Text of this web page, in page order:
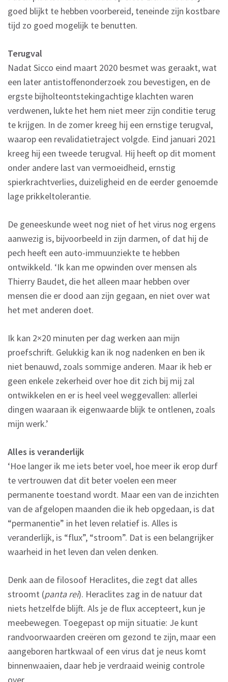
goed blijkt te hebben voorbereid, teneinde zijn kostbare
tijd zo goed mogelijk te benutten.
Terugval
Nadat Sicco eind maart 2020 besmet was geraakt, wat
een later antistoffenonderzoek zou bevestigen, en de
ergste bijholteontstekingachtige klachten waren
verdwenen, lukte het hem niet meer zijn conditie terug
te krijgen. In de zomer kreeg hij een ernstige terugval,
waarop een revalidatietraject volgde. Eind januari 2021
kreeg hij een tweede terugval. Hij heeft op dit moment
onder andere last van vermoeidheid, ernstig
spierkrachtverlies, duizeligheid en de eerder genoemde
lage prikkeltolerantie.
De geneeskunde weet nog niet of het virus nog ergens
aanwezig is, bijvoorbeeld in zijn darmen, of dat hij de
pech heeft een auto-immuunziekte te hebben
ontwikkeld. ‘Ik kan me opwinden over mensen als
Thierry Baudet, die het alleen maar hebben over
mensen die er dood aan zijn gegaan, en niet over wat
het met anderen doet.
Ik kan 2×20 minuten per dag werken aan mijn
proefschrift. Gelukkig kan ik nog nadenken en ben ik
niet benauwd, zoals sommige anderen. Maar ik heb er
geen enkele zekerheid over hoe dit zich bij mij zal
ontwikkelen en er is heel veel weggevallen: allerlei
dingen waaraan ik eigenwaarde blijk te ontlenen, zoals
mijn werk.’
Alles is veranderlijk
‘Hoe langer ik me iets beter voel, hoe meer ik erop durf
te vertrouwen dat dit beter voelen een meer
permanente toestand wordt. Maar een van de inzichten
van de afgelopen maanden die ik heb opgedaan, is dat
“permanentie” in het leven relatief is. Alles is
veranderlijk, is “flux”, “stroom”. Dat is een belangrijker
waarheid in het leven dan velen denken.
Denk aan de filosoof Heraclites, die zegt dat alles
stroomt (panta rei). Heraclites zag in de natuur dat
niets hetzelfde blijft. Als je de flux accepteert, kun je
meebewegen. Toegepast op mijn situatie: Je kunt
randvoorwaarden creëren om gezond te zijn, maar een
aangeboren hartkwaal of een virus dat je neus komt
binnenwaaien, daar heb je verdraaid weinig controle
over.